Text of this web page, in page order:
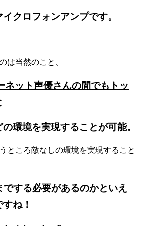
クロフォンアンプです。
は当然のこと、
ネット声優さんの間でもトッ
環境を実現することが可能。
ところ敵なしの環境を実現すること
でする必要があるのかといえ
ね！